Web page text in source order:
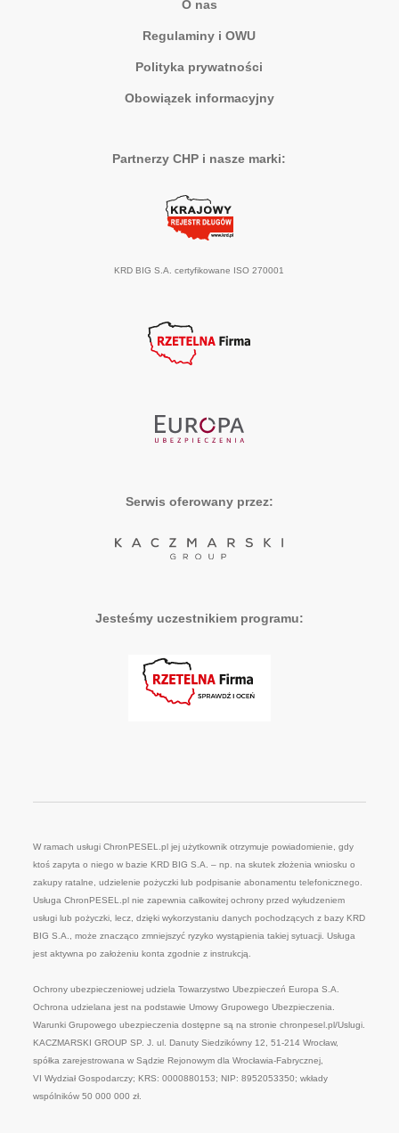
O nas
Regulaminy i OWU
Polityka prywatności
Obowiązek informacyjny
Partnerzy CHP i nasze marki:
KRD BIG S.A. certyfikowane ISO 270001
Serwis oferowany przez:
Jesteśmy uczestnikiem programu:
W ramach usługi ChronPESEL.pl jej użytkownik otrzymuje powiadomienie, gdy
ktoś zapyta o niego w bazie KRD BIG S.A. – np. na skutek złożenia wniosku o
zakupy ratalne, udzielenie pożyczki lub podpisanie abonamentu telefonicznego.
Usługa ChronPESEL.pl nie zapewnia całkowitej ochrony przed wyłudzeniem
usługi lub pożyczki, lecz, dzięki wykorzystaniu danych pochodzących z bazy KRD
BIG S.A., może znacząco zmniejszyć ryzyko wystąpienia takiej sytuacji. Usługa
jest aktywna po założeniu konta zgodnie z instrukcją.
Ochrony ubezpieczeniowej udziela Towarzystwo Ubezpieczeń Europa S.A.
Ochrona udzielana jest na podstawie Umowy Grupowego Ubezpieczenia.
Warunki Grupowego ubezpieczenia dostępne są na stronie chronpesel.pl/Uslugi.
KACZMARSKI GROUP SP. J. ul. Danuty Siedzikówny 12, 51-214 Wrocław,
spółka zarejestrowana w Sądzie Rejonowym dla Wrocławia-Fabrycznej,
VI Wydział Gospodarczy; KRS: 0000880153; NIP: 8952053350; wkłady
wspólników 50 000 000 zł.